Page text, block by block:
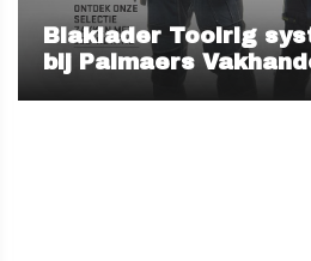
Blaklader Toolrig
bij Palmaers